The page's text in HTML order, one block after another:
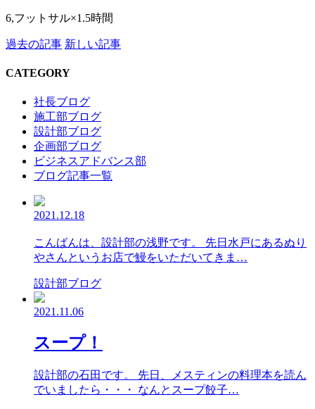
6,フットサル×1.5時間
過去の記事 新しい記事
CATEGORY
社長ブログ
施工部ブログ
設計部ブログ
企画部ブログ
ビジネスアドバンス部
ブログ記事一覧
2021.12.18
こんばんは、設計部の浅野です。 先日水戸にあるぬり
やさんというお店で鰻をいただいてきま…
設計部ブログ
2021.11.06
スープ！
設計部の石田です。 先日、メスティンの料理本を読ん
でいましたら・・・ なんとスープ餃子…